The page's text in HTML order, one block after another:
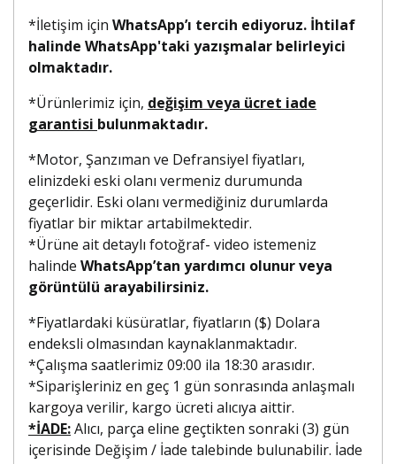
*İletişim için WhatsApp’ı tercih ediyoruz. İhtilaf
halinde WhatsApp'taki yazışmalar belirleyici
olmaktadır.
*Ürünlerimiz için, değişim veya ücret iade
garantisi bulunmaktadır.
*Motor, Şanzıman ve Defransiyel fiyatları,
elinizdeki eski olanı vermeniz durumunda
geçerlidir. Eski olanı vermediğiniz durumlarda
fiyatlar bir miktar artabilmektedir.
*Ürüne ait detaylı fotoğraf- video istemeniz
halinde WhatsApp’tan yardımcı olunur veya
görüntülü arayabilirsiniz.
*Fiyatlardaki küsüratlar, fiyatların ($) Dolara
endeksli olmasından kaynaklanmaktadır.
*Çalışma saatlerimiz 09:00 ila 18:30 arasıdır.
*Siparişleriniz en geç 1 gün sonrasında anlaşmalı
kargoya verilir, kargo ücreti alıcıya aittir.
*İADE:Alıcı, parça eline geçtikten sonraki (3) gün
içerisinde Değişim / İade talebinde bulunabilir. İade